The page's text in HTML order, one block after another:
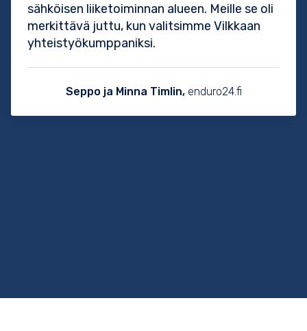
sähköisen liiketoiminnan alueen. Meille se oli
merkittävä juttu, kun valitsimme Vilkkaan
yhteistyökumppaniksi.
Seppo ja Minna Timlin,enduro24.fi